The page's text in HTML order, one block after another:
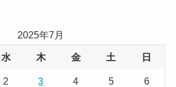
2025年7月
水 木 金 土 日
2 3 4 5 6